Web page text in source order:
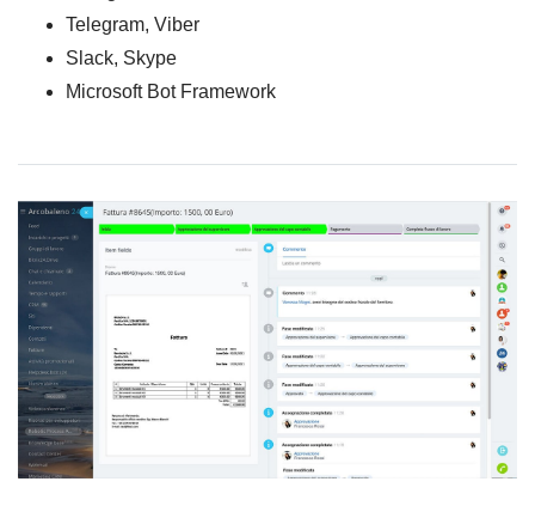
Telegram, Viber
Slack, Skype
Microsoft Bot Framework